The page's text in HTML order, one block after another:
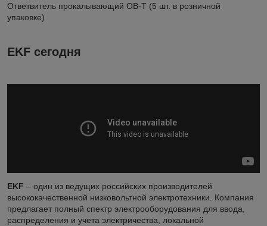
Ответвитель прокалывающий ОВ-Т (5 шт. в розничной
упаковке)
EKF сегодня
EKF – один из ведущих российских производителей
высококачественной низковольтной электротехники. Компания
предлагает полный спектр электрооборудования для ввода,
распределения и учета электричества, локальной